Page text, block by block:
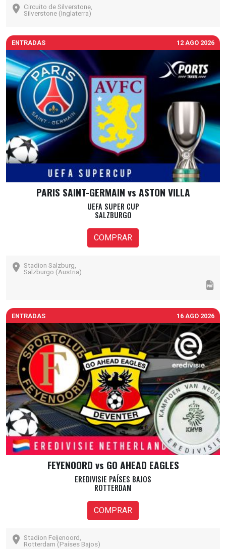
Circuito de Silverstone,
Silverstone (Inglaterra)
ENTRADAS 12 AGO 2026
PARIS SAINT-GERMAIN vs ASTON VILLA
UEFA SUPER CUP
SALZBURGO
COMPRAR
Stadion Salzburg,
Salzburgo (Austria)
ENTRADAS 16 AGO 2026
FEYENOORD vs GO AHEAD EAGLES
EREDIVISIE PAÍSES BAJOS
ROTTERDAM
COMPRAR
Stadion Feijenoord,
Rotterdam (Países Bajos)